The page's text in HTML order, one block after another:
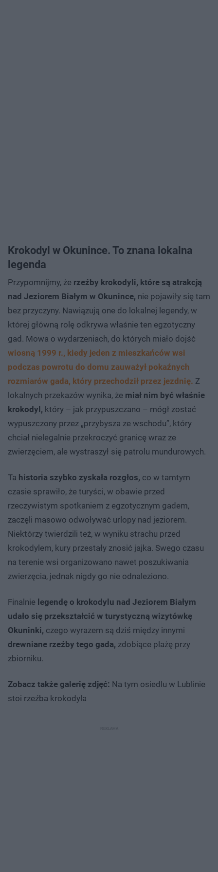
Krokodyl w Okunince. To znana lokalna
legenda
Przypomnijmy, że rzeźby krokodyli, które są atrakcją
nad Jeziorem Białym w Okunince, nie pojawiły się tam
bez przyczyny. Nawiązują one do lokalnej legendy, w
której główną rolę odkrywa właśnie ten egzotyczny
gad. Mowa o wydarzeniach, do których miało dojść
wiosną 1999 r., kiedy jeden z mieszkańców wsi
podczas powrotu do domu zauważył pokaźnych
rozmiarów gada, który przechodził przez jezdnię. Z
lokalnych przekazów wynika, że miał nim być właśnie
krokodyl, który – jak przypuszczano – mógł zostać
wypuszczony przez „przybysza ze wschodu”, który
chciał nielegalnie przekroczyć granicę wraz ze
zwierzęciem, ale wystraszył się patrolu mundurowych.
Ta historia szybko zyskała rozgłos, co w tamtym
czasie sprawiło, że turyści, w obawie przed
rzeczywistym spotkaniem z egzotycznym gadem,
zaczęli masowo odwoływać urlopy nad jeziorem.
Niektórzy twierdzili też, w wyniku strachu przed
krokodylem, kury przestały znosić jajka. Swego czasu
na terenie wsi organizowano nawet poszukiwania
zwierzęcia, jednak nigdy go nie odnaleziono.
Finalnie legendę o krokodylu nad Jeziorem Białym
udało się przekształcić w turystyczną wizytówkę
Okuninki, czego wyrazem są dziś między innymi
drewniane rzeźby tego gada, zdobiące plażę przy
zbiorniku.
Zobacz także galerię zdjęć: Na tym osiedlu w Lublinie
stoi rzeźba krokodyla